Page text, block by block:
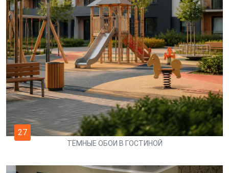
27
ТЁМНЫЕ ОБОИ В ГОСТИНОЙ